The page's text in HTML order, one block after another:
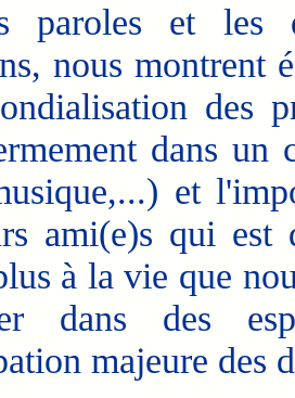
et les
nous montrent
des
dans un
et
ami(e)s qui est
à la vie que
dans des
majeure des